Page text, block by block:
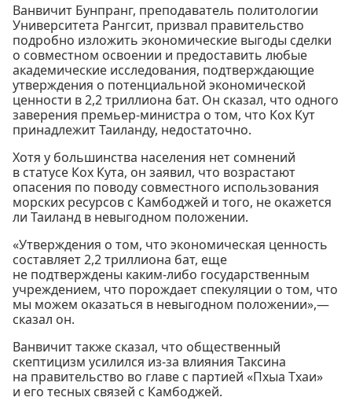
Ванвичит Бунпранг, преподаватель политологии
Университета Рангсит, призвал правительство
подробно изложить экономические выгоды сделки
о совместном освоении и предоставить любые
академические исследования, подтверждающие
утверждения о потенциальной экономической
ценности в 2,2 триллиона бат. Он сказал, что одного
заверения премьер-министра о том, что Кох Кут
принадлежит Таиланду, недостаточно.
Хотя у большинства населения нет сомнений
в статусе Кох Кута, он заявил, что возрастают
опасения по поводу совместного использования
морских ресурсов с Камбоджей и того, не окажется
ли Таиланд в невыгодном положении.
«Утверждения о том, что экономическая ценность
составляет 2,2 триллиона бат, еще
не подтверждены каким-либо государственным
учреждением, что порождает спекуляции о том, что
мы можем оказаться в невыгодном положении»,—
сказал он.
Ванвичит также сказал, что общественный
скептицизм усилился из-за влияния Таксина
на правительство во главе с партией «Пхыа Тхаи»
и его тесных связей с Камбоджей.